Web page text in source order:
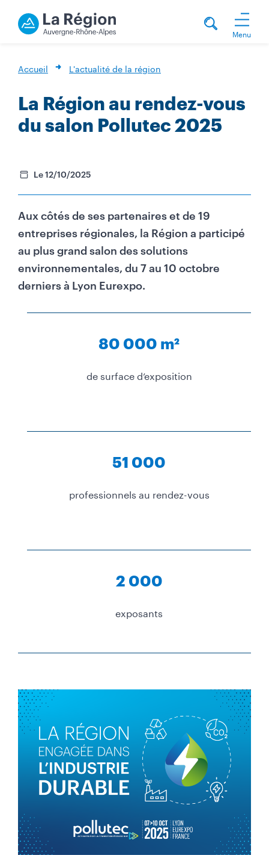
Menu
Accueil L'actualité de la région
La Région au rendez-vous
du salon Pollutec 2025
Le 12/10/2025
Aux côtés de ses partenaires et de 19
entreprises régionales, la Région a participé
au plus grand salon des solutions
environnementales, du 7 au 10 octobre
derniers à Lyon Eurexpo.
80 000 m²
de surface d’exposition
51 000
professionnels au rendez-vous
2 000
exposants